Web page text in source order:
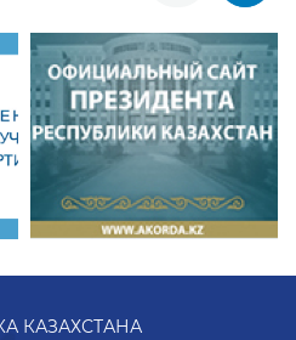
КАЗАХСТАНА